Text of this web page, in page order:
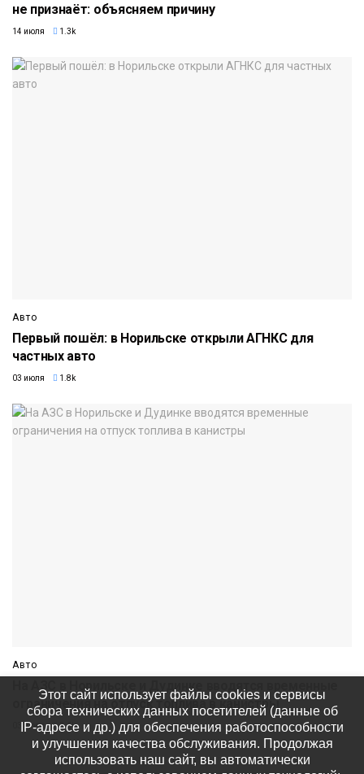
не признаёт: объясняем причину
14 июля 1.3k
Авто
Первый пошёл: в Норильске открыли АГНКС для
частных авто
03 июля 1.8k
Авто
На АЗС в Норильске и Дудинке вводятся временные
ограничения на отпуск топлива в канистры
03 июля 3.6k
Этот сайт использует файлы cookies и сервисы
сбора технических данных посетителей (данные об
IP-адресе и др.) для обеспечения работоспособности
и улучшения качества обслуживания. Продолжая
использовать наш сайт, вы автоматически